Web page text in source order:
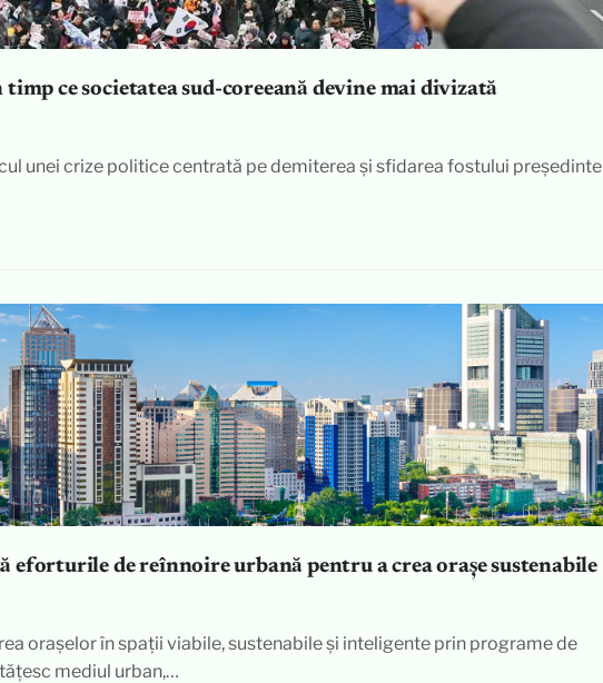
ce societatea sud-coreeană devine mai divizată
unei crize politice centrată pe demiterea și sfidarea fostului președinte
eforturile de reînnoire urbană pentru a crea orașe sustenabile
orașelor în spații viabile, sustenabile și inteligente prin programe de
mediul urban,…